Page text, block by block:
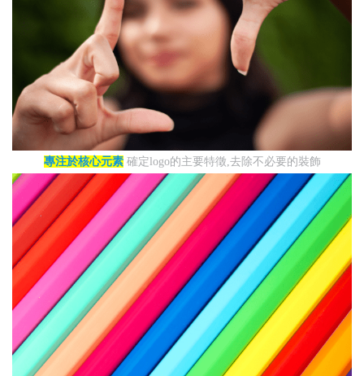
專注於核心元素確定logo的主要特徵,去除不必要的裝飾